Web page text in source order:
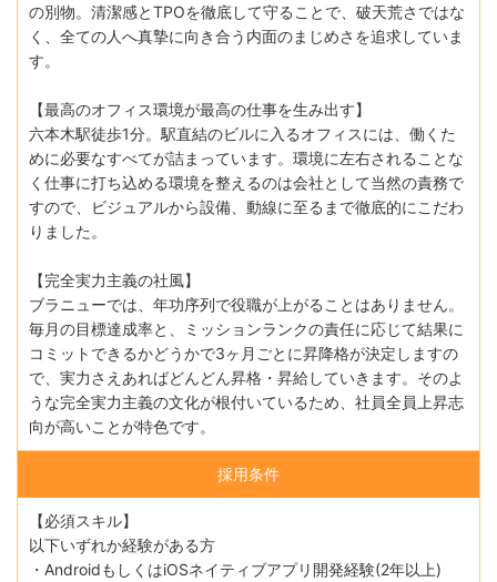
の別物。清潔感とTPOを徹底して守ることで、破天荒さではな
く、全ての人へ真摯に向き合う内面のまじめさを追求していま
す。
【最高のオフィス環境が最高の仕事を生み出す】
六本木駅徒歩1分。駅直結のビルに入るオフィスには、働くた
めに必要なすべてが詰まっています。環境に左右されることな
く仕事に打ち込める環境を整えるのは会社として当然の責務で
すので、ビジュアルから設備、動線に至るまで徹底的にこだわ
りました。
【完全実力主義の社風】
ブラニューでは、年功序列で役職が上がることはありません。
毎月の目標達成率と、ミッションランクの責任に応じて結果に
コミットできるかどうかで3ヶ月ごとに昇降格が決定しますの
で、実力さえあればどんどん昇格・昇給していきます。そのよ
うな完全実力主義の文化が根付いているため、社員全員上昇志
向が高いことが特色です。
採用条件
【必須スキル】
以下いずれか経験がある方
・AndroidもしくはiOSネイティブアプリ開発経験(2年以上)